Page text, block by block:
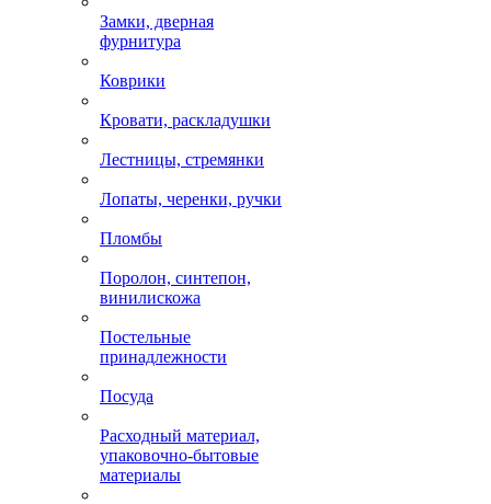
Замки, дверная
фурнитура
Коврики
Кровати, раскладушки
Лестницы, стремянки
Лопаты, черенки, ручки
Пломбы
Поролон, синтепон,
винилискожа
Постельные
принадлежности
Посуда
Расходный материал,
упаковочно-бытовые
материалы